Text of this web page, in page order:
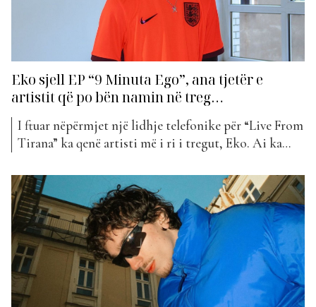
Eko sjell EP “9 Minuta Ego”, ana tjetër e
artistit që po bën namin në treg…
I ftuar nëpërmjet një lidhje telefonike për “Live From
Tirana” ka qenë artisti më i ri i tregut, Eko. Ai ka
t’kom lon” që është bërë këtë jave pjesë e “The Top
List”. Po ashtu ai ka nxjerrë dhe EP-n...